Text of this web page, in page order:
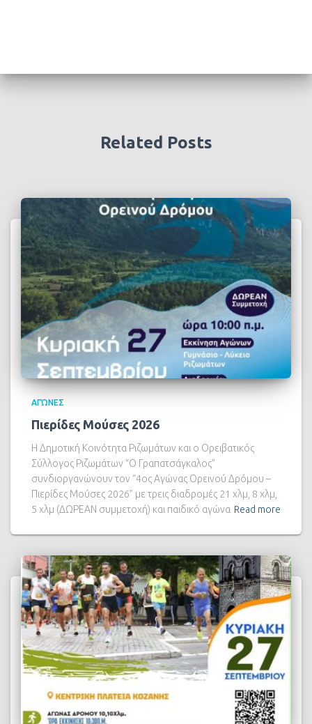
Related Posts
ΑΓΏΝΕΣ
Πιερίδες Μούσες 2026
Η Δημοτική Κοινότητα Ριζωμάτων και ο Ορειβατικός
Σύλλογος Ριζωμάτων “Ο Γραπατσάγκαλος”
συνδιοργανώνουν τον “4ος Αγώνας Ορεινού Δρόμου –
Πιερίδες Μούσες 2026” με τρεις διαδρομές 21 χλμ, 8 χλμ,
5 χλμ (ΔΩΡΕΑΝ συμμετοχή) και παιδικό αγώνα Read more